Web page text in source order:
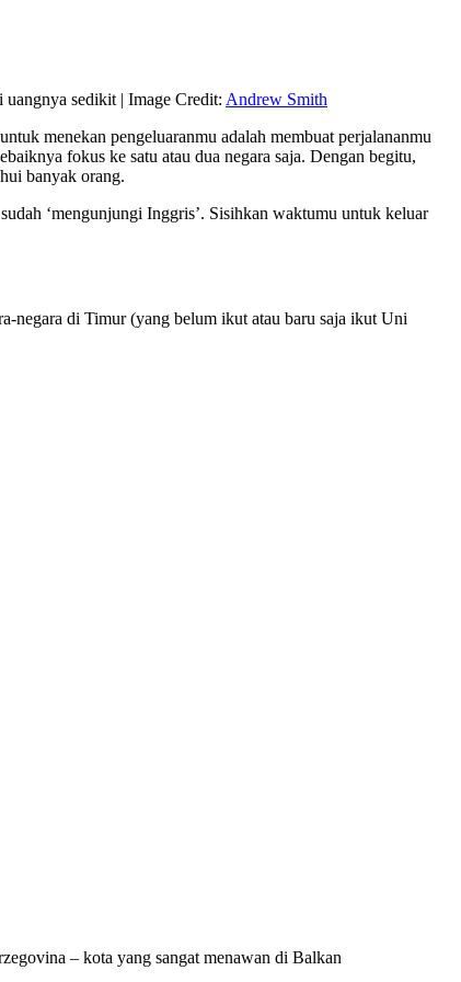
uangnya sedikit | Image Credit: Andrew Smith
menekan pengeluaranmu adalah membuat perjalananmu
fokus ke satu atau dua negara saja. Dengan begitu,
banyak orang.
‘mengunjungi Inggris’. Sisihkan waktumu untuk keluar
negara di Timur (yang belum ikut atau baru saja ikut Uni
– kota yang sangat menawan di Balkan